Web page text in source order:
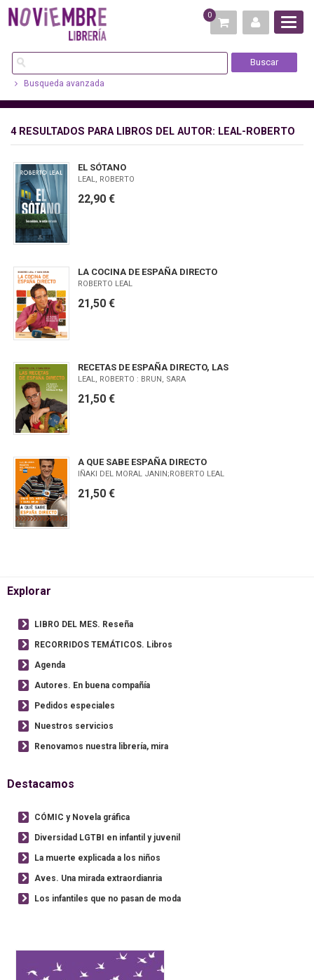
0
Busqueda avanzada
4 RESULTADOS PARA LIBROS DEL AUTOR: LEAL-ROBERTO
EL SÓTANO
LEAL, ROBERTO
22,90 €
LA COCINA DE ESPAÑA DIRECTO
ROBERTO LEAL
21,50 €
RECETAS DE ESPAÑA DIRECTO, LAS
LEAL, ROBERTO : BRUN, SARA
21,50 €
A QUE SABE ESPAÑA DIRECTO
IÑAKI DEL MORAL JANIN;ROBERTO LEAL
21,50 €
Explorar
LIBRO DEL MES. Reseña
RECORRIDOS TEMÁTICOS. Libros
Agenda
Autores. En buena compañía
Pedidos especiales
Nuestros servicios
Renovamos nuestra librería, mira
Destacamos
CÓMIC y Novela gráfica
Diversidad LGTBI en infantil y juvenil
La muerte explicada a los niños
Aves. Una mirada extraordianria
Los infantiles que no pasan de moda